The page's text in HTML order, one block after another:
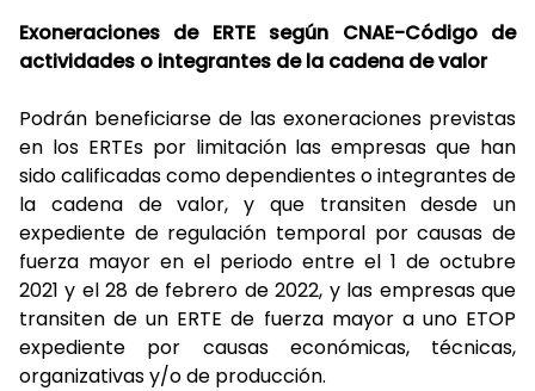
Exoneraciones de ERTE según CNAE-Código de
actividades o integrantes de la cadena de valor
Podrán beneficiarse de las exoneraciones previstas
en los ERTEs por limitación las empresas que han
sido calificadas como dependientes o integrantes de
la cadena de valor, y que transiten desde un
expediente de regulación temporal por causas de
fuerza mayor en el periodo entre el 1 de octubre
2021 y el 28 de febrero de 2022, y las empresas que
transiten de un ERTE de fuerza mayor a uno ETOP
expediente por causas económicas, técnicas,
organizativas y/o de producción.